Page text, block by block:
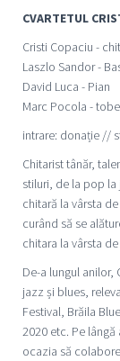
CVARTETUL
Cristi Copaciu -
Laszlo Sandor -
David Luca - Pian
Marc Pocola - tobe
intrare: donație //
Chitarist tânăr,
stiluri, de la pop la
chitară la vârsta
curând să se
chitara la vârsta
De-a lungul anilor,
jazz și blues,
Festival, Brăila
2020 etc. Pe
ocazia să